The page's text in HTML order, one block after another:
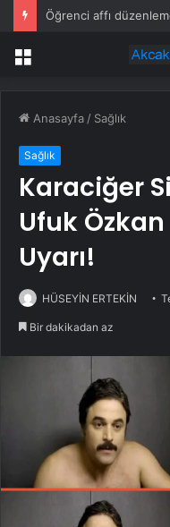
Öğrenci affı
Menü
Anasayfa / Sağlık
Sağlık
Karaciğer
Ufuk
Uyarı!
HÜSEYİN ERTEKİN
Bir dakikadan az